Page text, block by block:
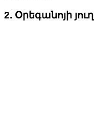
2. Օրեգանոյի յուղ